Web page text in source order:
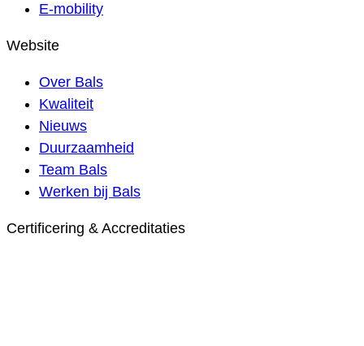
E-mobility
Website
Over Bals
Kwaliteit
Nieuws
Duurzaamheid
Team Bals
Werken bij Bals
Certificering & Accreditaties